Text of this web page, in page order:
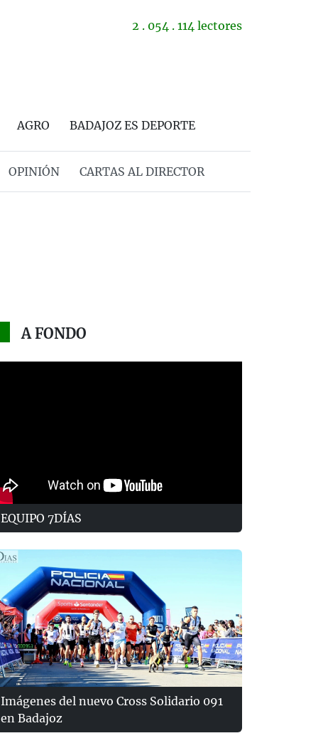
2 . 054 . 114 lectores
AGRO BADAJOZ ES DEPORTE
OPINIÓN CARTAS AL DIRECTOR
A FONDO
EQUIPO 7DÍAS
Imágenes del nuevo Cross Solidario 091
en Badajoz